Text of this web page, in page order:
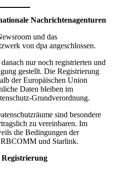
Nachrichtenagenturen
und das
von dpa angeschlossen.
nur noch registrierten und
gestellt. Die Registrierung
der Europäischen Union
Daten bleiben im
Grundverordnung.
sind besondere
zu vereinbaren. Im
die Bedingungen der
und Starlink.